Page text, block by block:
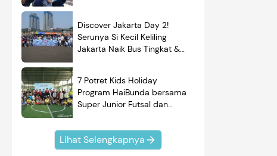
Discover Jakarta Day 2!
Serunya Si Kecil Keliling
Jakarta Naik Bus Tingkat &
7 Potret Kids Holiday
Program HaiBunda bersama
Super Junior Futsal dan
Kompak Banget!
Lihat Selengkapnya